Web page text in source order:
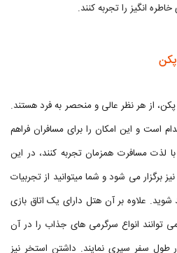
انگیز را تجربه کنند.
پکن، از هر نظر عالی و منحصر به فرد هستند.
است و این امکان را برای مسافران فراهم
مسافرت همزمان تجربه کنند، در این
برگزار می شود و شما میتوانید از تجربیات
علاوه بر آن هتل دارای یک اتاق بازی
توانند انواع سرگرمی های جذاب را در آن
طول سفر سپری نمایند. داشتن استخر نیز